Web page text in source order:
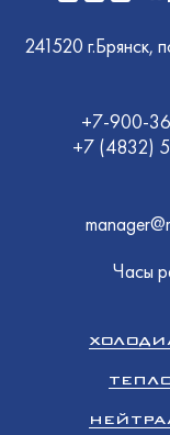
241520 г.Брянск,
+7-900-
+7 (4832)
Часы